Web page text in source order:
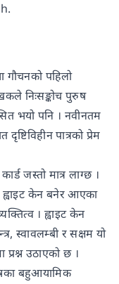
गौचनको पहिलो
निःसङ्कोच पुरुष
भयो पनि । नवीनतम
पात्रको प्रेम
जस्तो मात्र लाग्छ ।
केन बनेर आएका
। ह्वाइट केन
स्वावलम्बी र सक्षम यो
प्रश्न उठाएको छ ।
बहुआयामिक